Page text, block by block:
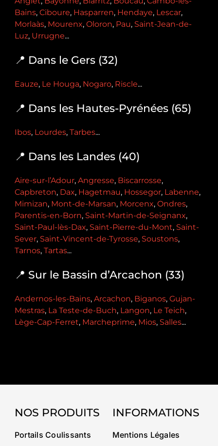
Bains, Ciboure, Hasparren, Hendaye, Lescar,
Morlaàs, Mourenx, Oloron, Pau, Saint-Jean-de-
Luz, Urrugne...
📍 Dans le Gers (32)
Eauze, Le Houga, Nogaro, Riscle...
📍 Dans les Hautes-Pyrénées (65)
Ibos, Lourdes, Tarbes...
📍 Dans les Landes (40)
Aire-sur-l’Adour, Angresse, Biscarrosse,
Capbreton, Dax, Hagetmau, Hossegor, Labenne,
Mimizan, Mont-de-Marsan, Morcenx, Ondres,
Parentis-en-Born, Saint-Martin-de-Seignanx,
Saint-Paul-lès-Dax, Saint-Pierre-du-Mont, Saint-
Sever, Saint-Vincent-de-Tyrosse, Soustons,
Tarnos, Tartas...
📍 Sur le Bassin d’Arcachon (33)
Andernos-les-Bains, Arcachon, Biganos, Gujan-
Mestras, La Teste-de-Buch, Langon, Le Teich,
Lège-Cap-Ferret, Marcheprime, Mios, Salles...
NOS PRODUITS
Portails Coulissants
INFORMATIONS
Mentions Légales